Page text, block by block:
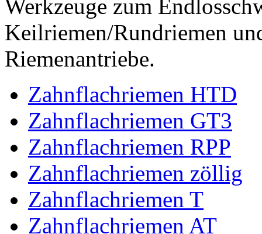
Werkzeuge zum
Keilriemen/Rundriemen
Riemenantriebe.
Zahnflachriemen HTD
Zahnflachriemen GT3
Zahnflachriemen RPP
Zahnflachriemen zöllig
Zahnflachriemen T
Zahnflachriemen AT